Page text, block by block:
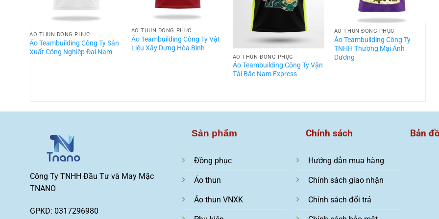
ÁO THUN ĐỒNG PHỤC
Áo Teambuilding Công Ty Sản
Xuất Công Nghiệp Đại Nam
ÁO THUN ĐỒNG PHỤC
Áo Teambuilding Công Ty Vật
Liệu Xây Dựng Hòa Bình
ÁO THUN ĐỒNG PHỤC
Áo Teambuilding Công Ty Vận
Tải Bắc Nam Express
ÁO THUN ĐỒNG PHỤC
Áo Teambuilding Công Ty
TNHH Thương Mại Ánh
Dương
Công Ty TNHH Đầu Tư và May Mặc
TNANO
GPKD: 0317296980
Sản phẩm
Đồng phục
Áo thun
Áo thun VNXK
Chính sách
Hướng dẫn mua hàng
Chính sách giao nhận
Chính sách đổi trả
Bản đồ